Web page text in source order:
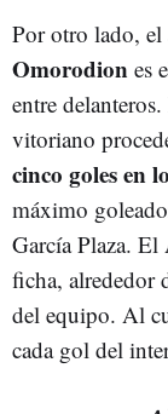
Por otro lado, el
Omorodion es
entre
vitoriano
cinco goles en
máximo
García Plaza. El
ficha, alrededor
del equipo. Al
cada gol del